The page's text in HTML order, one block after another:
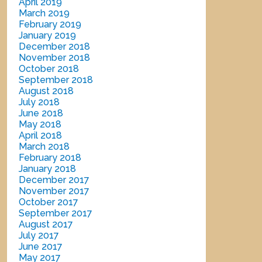
March 2019
February 2019
January 2019
December 2018
November 2018
October 2018
September 2018
August 2018
July 2018
June 2018
May 2018
April 2018
March 2018
February 2018
January 2018
December 2017
November 2017
October 2017
September 2017
August 2017
July 2017
June 2017
May 2017